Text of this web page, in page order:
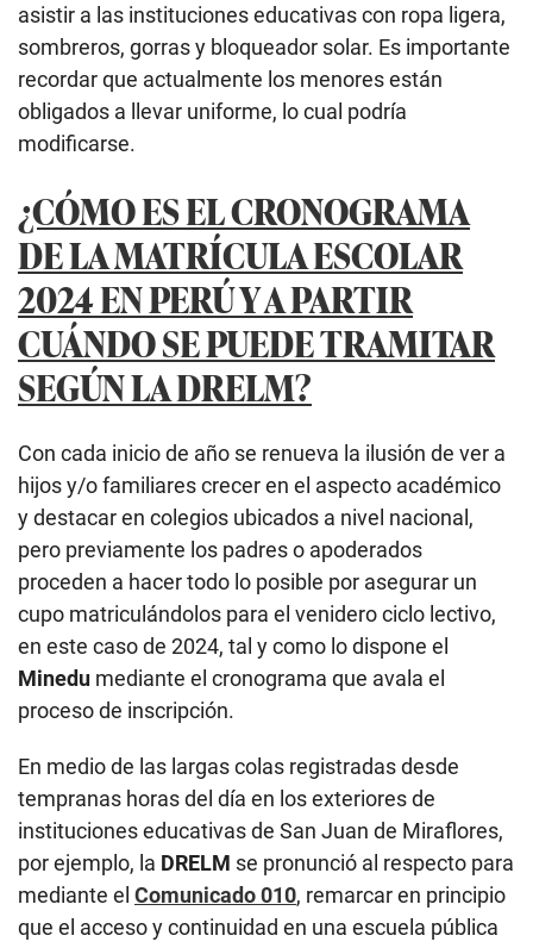
asistir a las instituciones educativas con ropa ligera,
sombreros, gorras y bloqueador solar. Es importante
recordar que actualmente los menores están
obligados a llevar uniforme, lo cual podría
modificarse.
¿CÓMO ES EL CRONOGRAMA
DE LA MATRÍCULA ESCOLAR
2024 EN PERÚ Y A PARTIR
CUÁNDO SE PUEDE TRAMITAR
SEGÚN LA DRELM?
Con cada inicio de año se renueva la ilusión de ver a
hijos y/o familiares crecer en el aspecto académico
y destacar en colegios ubicados a nivel nacional,
pero previamente los padres o apoderados
proceden a hacer todo lo posible por asegurar un
cupo matriculándolos para el venidero ciclo lectivo,
en este caso de 2024, tal y como lo dispone el
Minedu mediante el cronograma que avala el
proceso de inscripción.
En medio de las largas colas registradas desde
tempranas horas del día en los exteriores de
instituciones educativas de San Juan de Miraflores,
por ejemplo, la DRELM se pronunció al respecto para
mediante el Comunicado 010, remarcar en principio
que el acceso y continuidad en una escuela pública